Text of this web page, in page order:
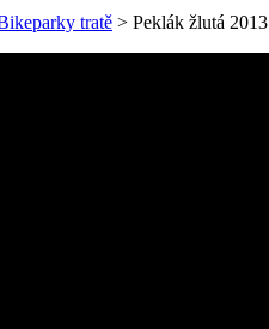
tratě > Peklák žlutá 2013